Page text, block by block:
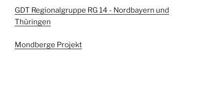
GDT Regionalgruppe RG 14 - Nordbayern und
Thüringen
Mondberge Projekt